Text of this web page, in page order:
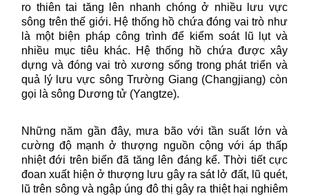
ro thiên tai tăng lên nhanh chóng ở nhiều lưu vực
sông trên thế giới. Hệ thống hồ chứa đóng vai trò như
là một biện pháp công trình để kiểm soát lũ lụt và
nhiều mục tiêu khác. Hệ thống hồ chứa được xây
dựng và đóng vai trò xương sống trong phát triển và
quả lý lưu vực sông Trường Giang (Changjiang) còn
gọi là sông Dương tử (Yangtze).
Những năm gần đây, mưa bão với tần suất lớn và
cường độ mạnh ở thượng nguồn cộng với áp thấp
nhiệt đới trên biển đã tăng lên đáng kể. Thời tiết cực
đoan xuất hiện ở thượng lưu gây ra sát lở đất, lũ quét,
lũ trên sông và ngập úng đô thị gây ra thiệt hại nghiêm